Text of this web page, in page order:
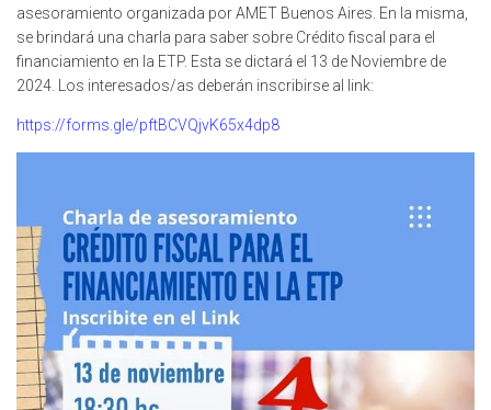
asesoramiento organizada por AMET Buenos Aires. En la misma,
se brindará una charla para saber sobre Crédito fiscal para el
financiamiento en la ETP. Esta se dictará el 13 de Noviembre de
2024. Los interesados/as deberán inscribirse al link:
https://forms.gle/pftBCVQjvK65x4dp8